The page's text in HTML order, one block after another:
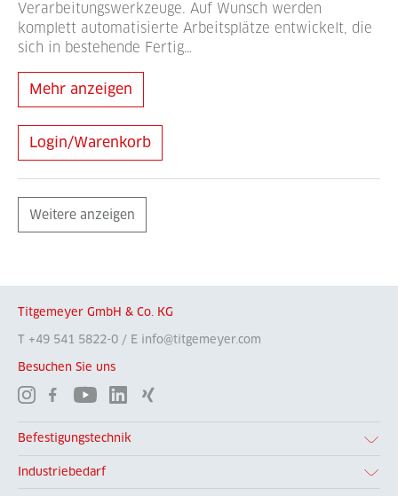
Verarbeitungswerkzeuge. Auf Wunsch werden
komplett automatisierte Arbeitsplätze entwickelt, die
sich in bestehende Fertig…
Mehr anzeigen
Login/Warenkorb
Weitere anzeigen
Titgemeyer GmbH & Co. KG
T +49 541 5822-0 / E info@titgemeyer.com
Besuchen Sie uns
Befestigungstechnik
Industriebedarf